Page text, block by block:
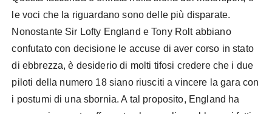
le voci che la riguardano sono delle più disparate.
Nonostante Sir Lofty England e Tony Rolt abbiano
confutato con decisione le accuse di aver corso in stato
di ebbrezza, è desiderio di molti tifosi credere che i due
piloti della numero 18 siano riusciti a vincere la gara con
i postumi di una sbornia. A tal proposito, England ha